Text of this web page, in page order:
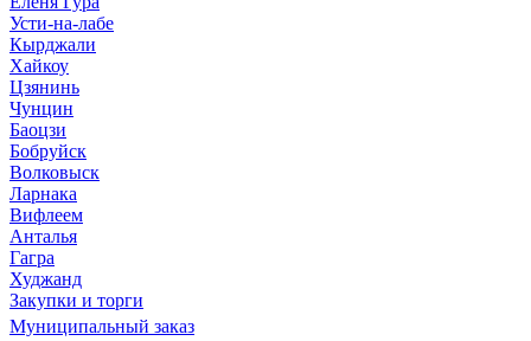
Усти-на-лабе
Кырджали
Хайкоу
Цзянинь
Чунцин
Баоцзи
Бобруйск
Волковыск
Ларнака
Вифлеем
Анталья
Гагра
Худжанд
Закупки и торги
Муниципальный заказ